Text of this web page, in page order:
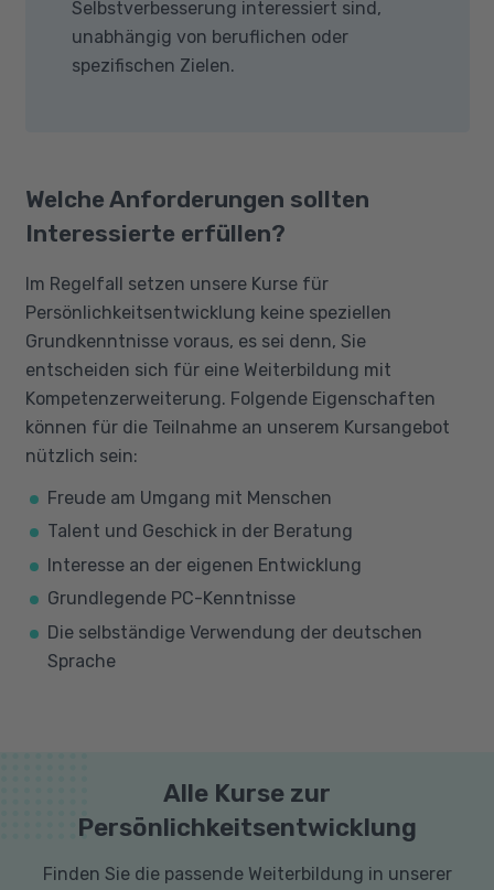
Selbstverbesserung interessiert sind,
unabhängig von beruflichen oder
spezifischen Zielen.
Welche Anforderungen sollten
Interessierte erfüllen?
Im Regelfall setzen unsere Kurse für
Persönlichkeitsentwicklung keine speziellen
Grundkenntnisse voraus, es sei denn, Sie
entscheiden sich für eine Weiterbildung mit
Kompetenzerweiterung. Folgende Eigenschaften
können für die Teilnahme an unserem Kursangebot
nützlich sein:
Freude am Umgang mit Menschen
Talent und Geschick in der Beratung
Interesse an der eigenen Entwicklung
Grundlegende PC-Kenntnisse
Die selbständige Verwendung der deutschen
Sprache
Alle Kurse zur
Persönlichkeitsentwicklung
Finden Sie die passende Weiterbildung in unserer